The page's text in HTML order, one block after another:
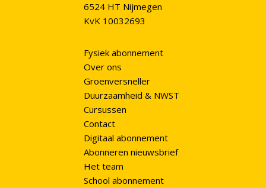
6524 HT Nijmegen
KvK 10032693
Fysiek abonnement
Over ons
Groenversneller
Duurzaamheid & NWST
Cursussen
Contact
Digitaal abonnement
Abonneren nieuwsbrief
Het team
School abonnement